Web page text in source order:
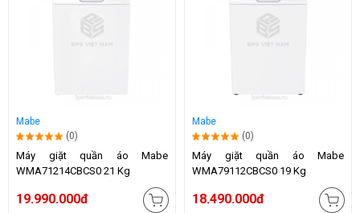
Mabe
(0)
Máy giặt quần áo Mabe
WMA71214CBCS0 21 Kg
19.990.000đ
Mabe
(0)
Máy giặt quần áo Mabe
WMA79112CBCS0 19 Kg
18.490.000đ